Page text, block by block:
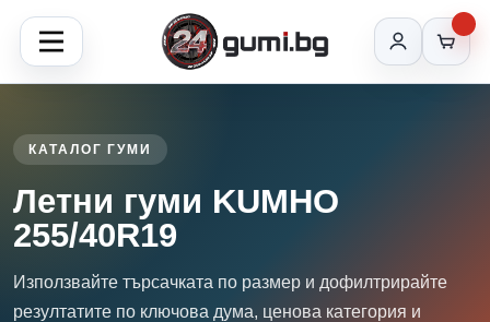
КАТАЛОГ ГУМИ
Летни гуми KUMHO
255/40R19
Използвайте търсачката по размер и дофилтрирайте
резултатите по ключова дума, ценова категория и